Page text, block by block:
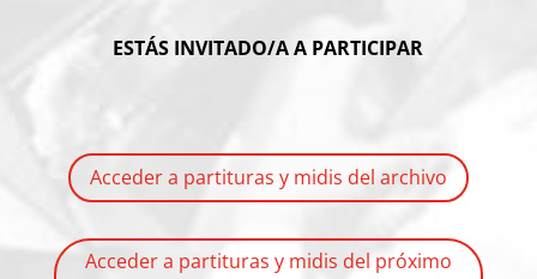
ESTÁS INVITADO/A A PARTICIPAR
Acceder a partituras y midis del archivo
Acceder a partituras y midis del próximo